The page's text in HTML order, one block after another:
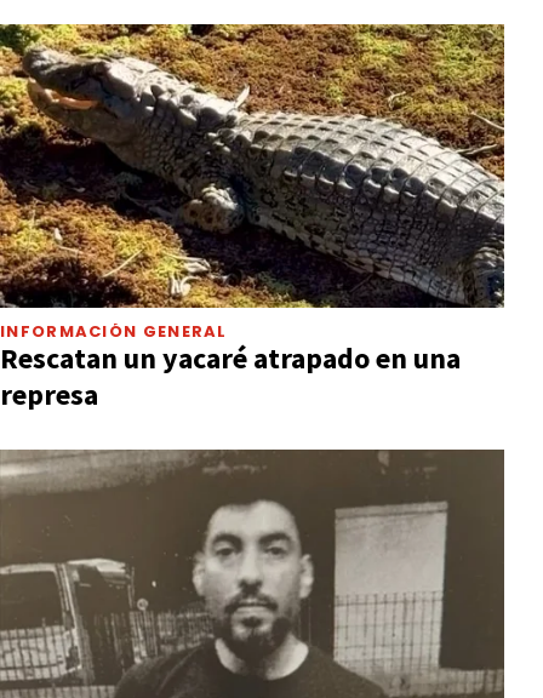
INFORMACIÓN GENERAL
Rescatan un yacaré atrapado en una
represa